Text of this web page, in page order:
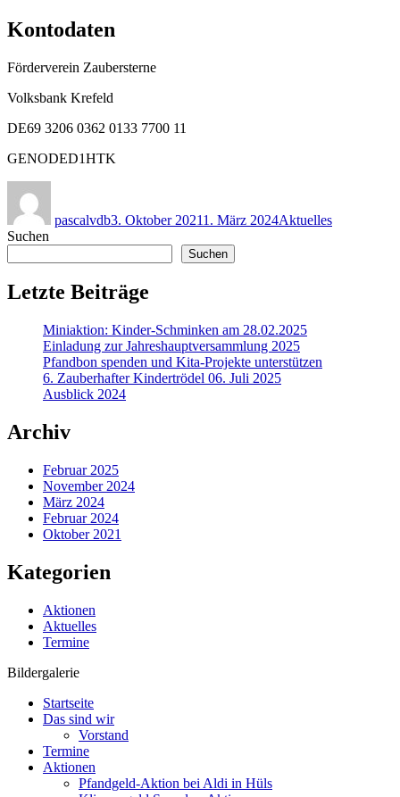
Kontodaten
Förderverein Zaubersterne
Volksbank Krefeld
DE69 3206 0362 0133 7700 11
GENODED1HTK
pascalvdb3. Oktober 20211. März 2024Aktuelles
Suchen
Suchen
Letzte Beiträge
Miniaktion: Kinder-Schminken am 28.02.2025
Einladung zur Jahreshauptversammlung 2025
Pfandbon spenden und Kita-Projekte unterstützen
6. Zauberhafter Kindertrödel 06. Juli 2025
Ausblick 2024
Archiv
Februar 2025
November 2024
März 2024
Februar 2024
Oktober 2021
Kategorien
Aktionen
Aktuelles
Termine
Bildergalerie
Startseite
Das sind wir
Vorstand
Termine
Aktionen
Pfandgeld-Aktion bei Aldi in Hüls